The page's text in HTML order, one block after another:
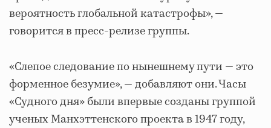
вероятность глобальной катастрофы», —
говорится в пресс-релизе группы.
«Слепое следование по нынешнему пути — это
форменное безумие», — добавляют они. Часы
«Судного дня» были впервые созданы группой
ученых Манхэттенского проекта в 1947 году,